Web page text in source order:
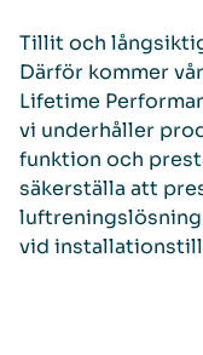
Tillit och
Därför kommer
Lifetime
vi underhåller
funktion och
säkerställa att
luftreningslösning
vid